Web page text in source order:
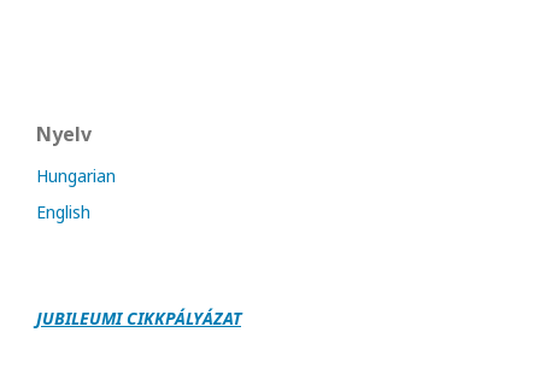
Nyelv
Hungarian
English
JUBILEUMI CIKKPÁLYÁZAT